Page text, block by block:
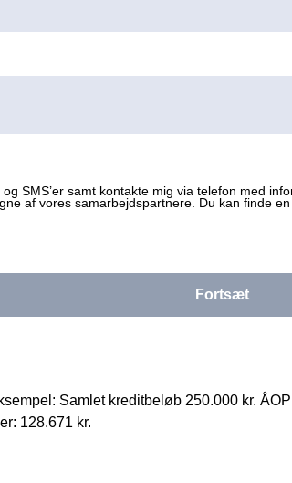
SMS’er samt kontakte mig via telefon med
af vores samarbejdspartnere. Du kan finde
Fortsæt
Samlet kreditbeløb 250.000 kr.
128.671 kr.